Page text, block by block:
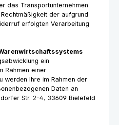
das Transportunternehmen
der aufgrund
erfolgten Verarbeitung
ein
Rahmen einer
werden Ihre im Rahmen der
Daten an
Str. 2-4, 33609 Bielefeld